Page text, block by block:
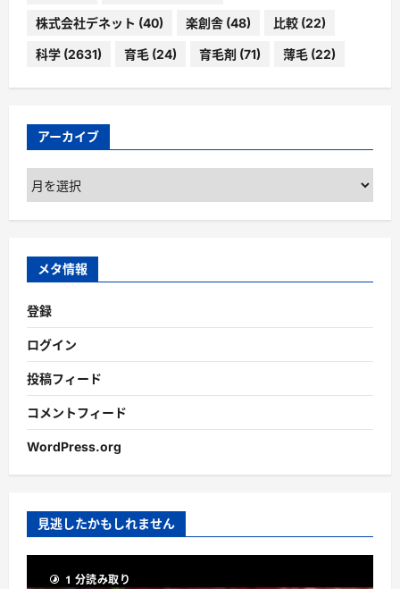
株式会社デネット (40) 楽創舎 (48) 比較 (22)
科学 (2631) 育毛 (24) 育毛剤 (71) 薄毛 (22)
アーカイブ
ア
ー
カ
ブ
メタ情報
登録
ログイン
投稿フィード
コメントフィード
WordPress.org
見逃したかもしれません
1 分読み取り